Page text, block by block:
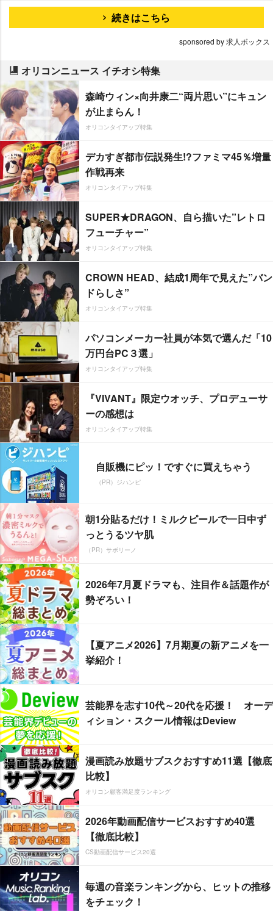
続きはこちら
sponsored by 求人ボックス
オリコンニュース イチオシ特集
森崎ウィン×向井康二“両片思い”にキュン
が止まらん！
オリコンタイアップ特集
デカすぎ都市伝説発生!?ファミマ45％増量
作戦再来
オリコンタイアップ特集
SUPER★DRAGON、自ら描いた”レトロ
フューチャー”
オリコンタイアップ特集
CROWN HEAD、結成1周年で見えた”バン
ドらしさ”
オリコンタイアップ特集
パソコンメーカー社員が本気で選んだ「10
万円台PC３選」
オリコンタイアップ特集
『VIVANT』限定ウオッチ、プロデューサ
ーの感想は
オリコンタイアップ特集
自販機にピッ！ですぐに買えちゃう
（PR）ジハンピ
朝1分貼るだけ！ミルクピールで一日中ず
っとうるツヤ肌
（PR）サボリーノ
2026年7月夏ドラマも、注目作＆話題作が
勢ぞろい！
【夏アニメ2026】7月期夏の新アニメを一
挙紹介！
芸能界を志す10代～20代を応援！ オーデ
ィション・スクール情報はDeview
漫画読み放題サブスクおすすめ11選【徹底
比較】
オリコン顧客満足度ランキング
2026年動画配信サービスおすすめ40選
【徹底比較】
CS動画配信サービス20選
毎週の音楽ランキングから、ヒットの推移
をチェック！